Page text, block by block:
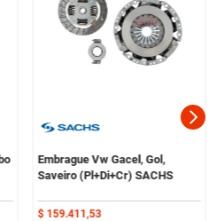
Embrague Vw Gacel, Gol,
Saveiro (Pl+Di+Cr) SACHS
$ 159.411 ,53